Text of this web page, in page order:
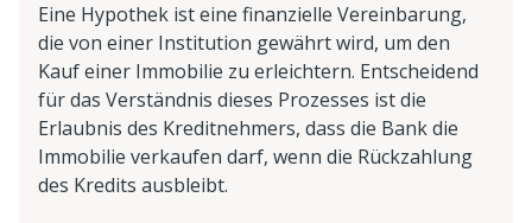
Eine Hypothek ist eine finanzielle Vereinbarung,
die von einer Institution gewährt wird, um den
Kauf einer Immobilie zu erleichtern. Entscheidend
für das Verständnis dieses Prozesses ist die
Erlaubnis des Kreditnehmers, dass die Bank die
Immobilie verkaufen darf, wenn die Rückzahlung
des Kredits ausbleibt.